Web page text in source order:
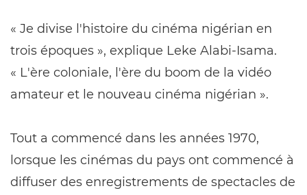
« Je divise l'histoire du cinéma nigérian en
trois époques », explique Leke Alabi-Isama.
« L'ère coloniale, l'ère du boom de la vidéo
amateur et le nouveau cinéma nigérian ».
Tout a commencé dans les années 1970,
lorsque les cinémas du pays ont commencé à
diffuser des enregistrements de spectacles de